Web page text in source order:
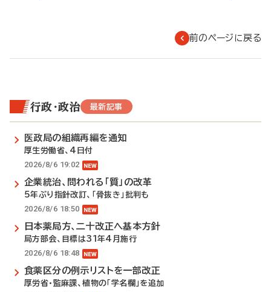
前のページに戻る
行政・政治 最新記事
医政局の組織再編を通知
厚生労働省、4日付
2026/8/6 19:02
企業統治、問われる「質」の改革
5年ぶり指針改訂、「骨抜き」批判も
2026/8/6 18:50
日本薬局方、二十改正へ基本方針
局方部会、目標は31年4月施行
2026/8/6 18:48
食薬区分の例示リストを一部改正
厚労省・監麻課、植物の「学名欄」を追加